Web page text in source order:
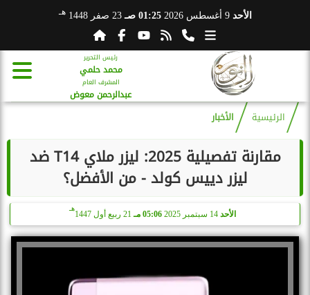
الأحد 9 أغسطس 2026 01:25 صـ 23 صفر 1448 هـ
رئيس التحرير
محمد حلمي
المشرف العام
عبدالرحمن معوض
الرئيسية الأخبار
مقارنة تفصيلية 2025: ليزر ملاي T14 ضد
ليزر دييس كولد - من الأفضل؟
الأحد 14 سبتمبر 2025 05:06 مـ 21 ربيع أول 1447
هـ